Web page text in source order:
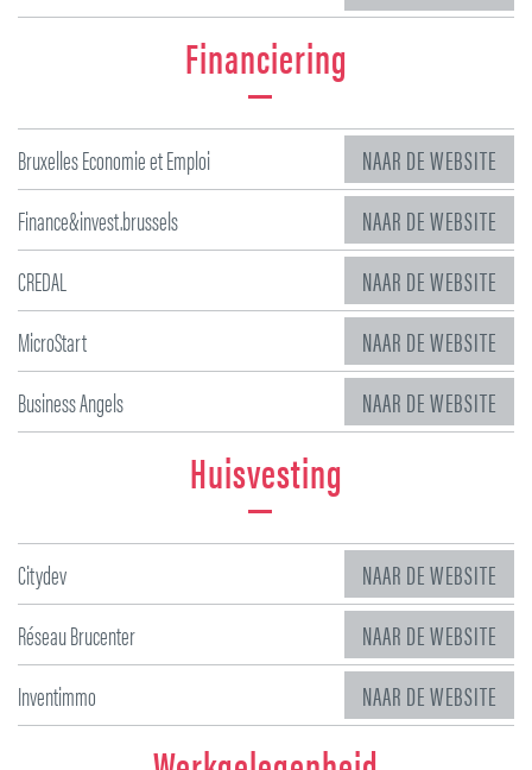
Financiering
Bruxelles Economie et Emploi
NAAR DE WEBSITE
Finance&invest.brussels
NAAR DE WEBSITE
CREDAL
NAAR DE WEBSITE
MicroStart
NAAR DE WEBSITE
Business Angels
NAAR DE WEBSITE
Huisvesting
Citydev
NAAR DE WEBSITE
Réseau Brucenter
NAAR DE WEBSITE
Inventimmo
NAAR DE WEBSITE